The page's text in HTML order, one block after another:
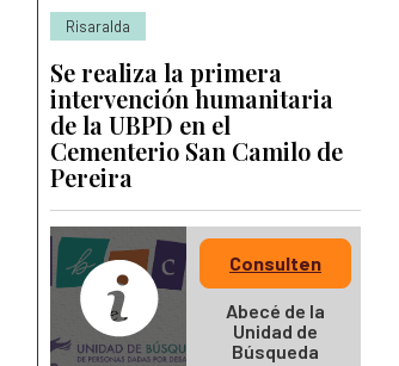
Risaralda
Se realiza la primera
intervención humanitaria
de la UBPD en el
Cementerio San Camilo de
Pereira
Consulten
Abecé de la
Unidad de
Búsqueda